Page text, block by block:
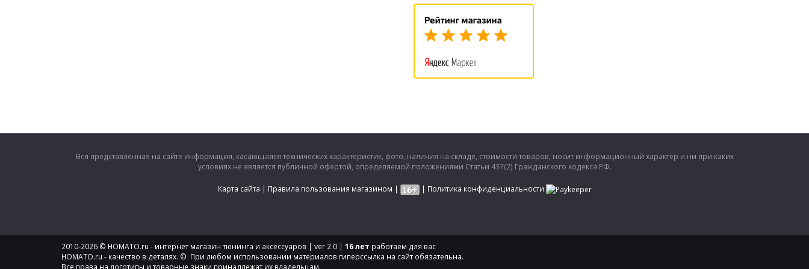
Вся представленная на сайте информация, касающаяся технических характеристик, фото, наличия на складе, стоимости товаров, носит информационный характер и ни при каких
условиях не является публичной офертой, определяемой положениями Статьи 437(2) Гражданского кодекса РФ.
Карта сайта | Правила пользования магазином | | Политика конфиденциальности
2010-2026 © HOMATO.ru - интернет магазин тюнинга и аксессуаров | ver 2.0 | 16 лет работаем для вас
HOMATO.ru - качество в деталях. © При любом использовании материалов гиперссылка на сайт обязательна.
Все права на логотипы и товарные знаки принадлежат их владельцам.